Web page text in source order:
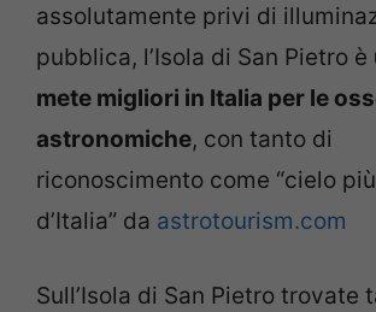
assolutamente privi di
pubblica, l’Isola di San Pietro è
mete migliori in Italia per le
astronomiche, con tanto di
riconoscimento come “cielo
d’Italia” da astrotourism.com
Sull’Isola di San Pietro trovate